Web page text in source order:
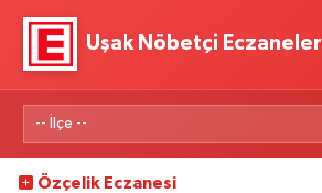
Uşak Nöbetçi Eczaneler
Özçelik Eczanesi